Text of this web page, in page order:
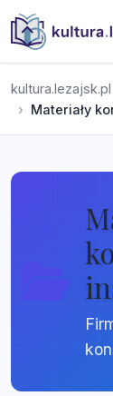
kultura.lezajsk.pl
Materiały